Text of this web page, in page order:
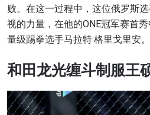
败。在这一过程中，这位俄罗斯
视的力量，在他的ONE冠军赛首
量级踢拳选手马拉特·格里戈里安。
和田龙光缠斗制服王